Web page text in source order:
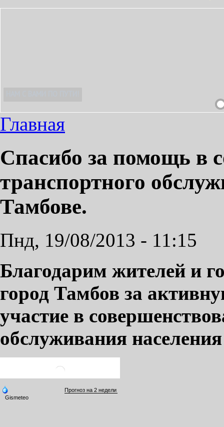
Главная
Спасибо за помощь в
транспортного
Тамбове.
Пнд, 19/08/2013 - 11:15
Благодарим жителей и
город Тамбов за
участие в
обслуживания